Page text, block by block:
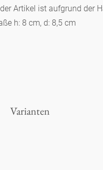
Artikel ist aufgrund der
h: 8 cm, d: 8,5 cm
Varianten